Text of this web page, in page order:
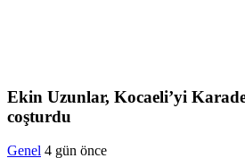
Ekin Uzunlar, Kocaeli’yi
coşturdu
Genel 4 gün önce